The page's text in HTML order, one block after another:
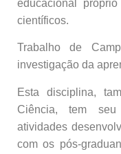
educacional
científicos.
Trabalho de
investigação da
Esta disciplina,
Ciência, tem seu
atividades
com os pós-